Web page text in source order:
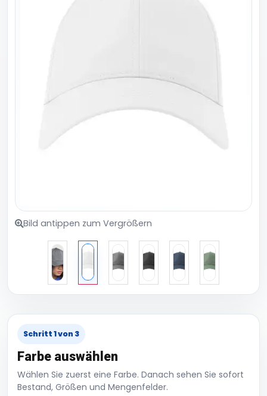
Bild antippen zum Vergrößern
Schritt 1 von 3
Farbe auswählen
Wählen Sie zuerst eine Farbe. Danach sehen Sie sofort
Bestand, Größen und Mengenfelder.